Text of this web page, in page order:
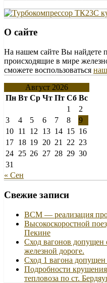
О сайте
На нашем сайте Вы найдете
происходящие в мире
сможете воспользоваться
Август 2026
Пн Вт Ср Чт Пт Сб Вс
1
2
3
4 5 6 7 8
9
10 11 12 13 14 15 16
17 18 19 20 21 22 23
24 25 26 27 28 29 30
31
« Сен
Свежие записи
ВСМ — реализация
Высокоскоростной
Пекине
Сход вагонов допущен
железной дороге.
Сход 1 вагона допущен
Подробности крушения
тепловоза по ст.